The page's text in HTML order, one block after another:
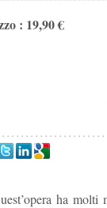
: 19,90 €
ha